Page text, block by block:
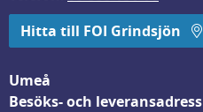
Hitta till FOI Grindsjön
Umeå
Besöks- och leveransadress